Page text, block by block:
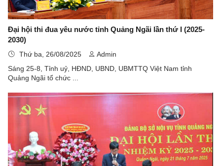
Đại hội thi đua yêu nước tỉnh Quảng Ngãi lần thứ I (2025-
2030)
Thứ ba, 26/08/2025
Admin
Sáng 25-8, Tỉnh uỷ, HĐND, UBND, UBMTTQ Việt Nam tỉnh
Quảng Ngãi tổ chức ...